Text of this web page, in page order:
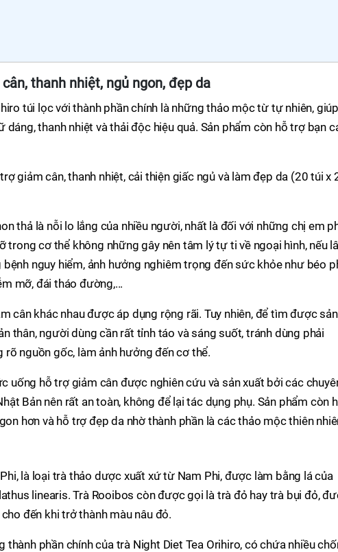
thanh nhiệt, ngủ ngon, đẹp da
túi lọc với thành phần chính là những thảo mộc từ tự nhiên, giúp
thanh nhiệt và thải độc hiệu quả. Sản phẩm còn hỗ trợ bạn
thả là nỗi lo lắng của nhiều người, nhất là đối với những chị em
trong cơ thể không những gây nên tâm lý tự ti về ngoại hình, nếu
nguy hiểm, ảnh hưởng nghiêm trọng đến sức khỏe như béo
mỡ, đái tháo đường,...
cân khác nhau được áp dụng rộng rãi. Tuy nhiên, để tìm được sản
thân, người dùng cần rất tỉnh táo và sáng suốt, tránh dùng phải
nguồn gốc, làm ảnh hưởng đến cơ thể.
uống hỗ trợ giảm cân được nghiên cứu và sản xuất bởi các
Bản nên rất an toàn, không để lại tác dụng phụ. Sản phẩm còn
hơn và hỗ trợ đẹp da nhờ thành phần là các thảo mộc thiên
là loại trà thảo dược xuất xứ từ Nam Phi, được làm bằng lá của
linearis. Trà Rooibos còn được gọi là trà đỏ hay trà bụi đỏ,
đến khi trở thành màu nâu đỏ.
phần chính của trà Night Diet Tea Orihiro, có chứa nhiều